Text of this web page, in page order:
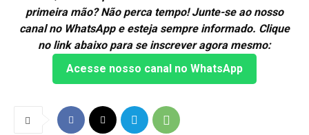
primeira mão? Não perca tempo! Junte-se ao nosso
canal no WhatsApp e esteja sempre informado. Clique
no link abaixo para se inscrever agora mesmo:
Acesse nosso canal no WhatsApp